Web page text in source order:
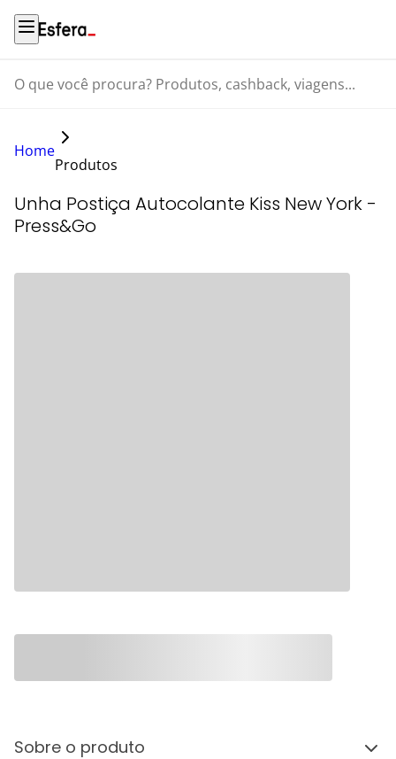
O que você procura? Produtos, cashback, viagens...
Home
Produtos
Unha Postiça Autocolante Kiss New York -
Press&Go
Sobre o produto